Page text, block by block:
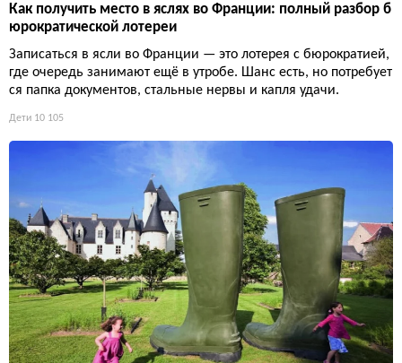
Как получить место в яслях во Франции: полный разбор б
юрократической лотереи
Записаться в ясли во Франции — это лотерея с бюрократией,
где очередь занимают ещё в утробе. Шанс есть, но потребует
ся папка документов, стальные нервы и капля удачи.
Дети 10 105